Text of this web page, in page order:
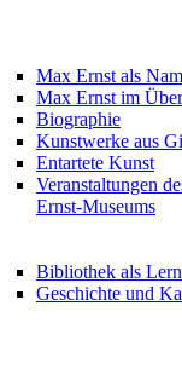
Max Ernst als
Max Ernst im
Biographie
Kunstwerke aus
Entartete Kunst
Veranstaltungen
Ernst-Museums
Bibliothek als
Geschichte und